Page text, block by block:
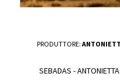
PRODUTTORE:
SEBADAS -